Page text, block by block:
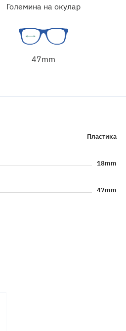
Големина на окулар
47mm
Пластика
18mm
47mm